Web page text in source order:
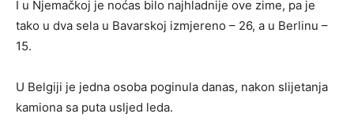
I u Njemačkoj je noćas bilo najhladnije ove zime, pa je
tako u dva sela u Bavarskoj izmjereno – 26, a u Berlinu –
15.
U Belgiji je jedna osoba poginula danas, nakon slijetanja
kamiona sa puta usljed leda.